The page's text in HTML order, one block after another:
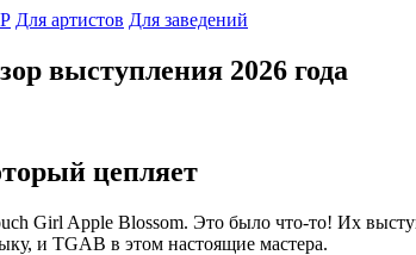
Для артистов Для заведений
выступления 2026 года
цепляет
Girl Apple Blossom. Это было что-то! Их
и TGAB в этом настоящие мастера.